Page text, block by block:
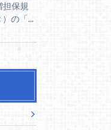
担保規
の「...